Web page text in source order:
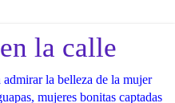
la calle
la belleza de la mujer
mujeres bonitas captadas